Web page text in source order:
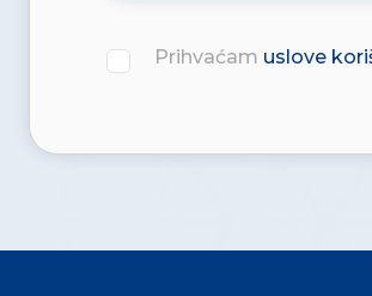
Prihvaćam uslove